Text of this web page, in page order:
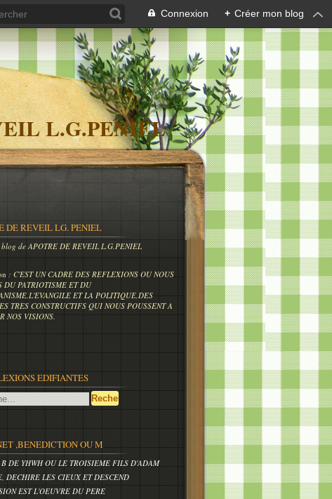
Connexion + Créer mon blog
L.G.PENIEL
DE REVEIL LG. PENIEL
de APOTRE DE REVEIL L.G.PENIEL
: C'EST UN CADRE DES REFLEXIONS OU NOUS
DU PATRIOTISME ET DU
ET LA POLITIQUE,DES
TRES CONSTRUCTIFS QUI NOUS POUSSENT A
NOS VISIONS.
EDIFIANTES
,BENEDICTION OU M
DE YHWH OU LE TROISIEME FILS D'ADAM
DECHIRE LES CIEUX ET DESCEND
EST L'OEUVRE DU PERE